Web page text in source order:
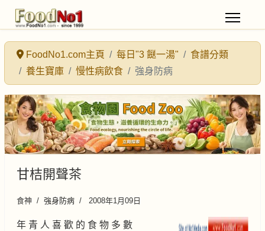
FoodNo1.com主頁 每日"3 餸一湯"
食譜分類
養生寶庫
慢性病飲食 強身防病
甘桔開聲茶
食神 強身防病 2008年1月09日
年 青 人 喜 歡 的 食 物 多 數